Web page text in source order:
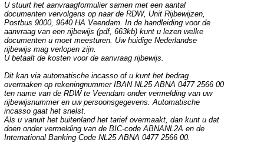
U stuurt het aanvraagformulier samen met een aantal
documenten vervolgens op naar de RDW, Unit Rijbewijzen,
Postbus 9000, 9640 HA Veendam. In de handleiding voor de
aanvraag van een rijbewijs (pdf, 663kb) kunt u lezen welke
documenten u moet meesturen. Uw huidige Nederlandse
rijbewijs mag verlopen zijn.
U betaalt de kosten voor de aanvraag rijbewijs.
Dit kan via automatische incasso of u kunt het bedrag
overmaken op rekeningnummer IBAN NL25 ABNA 0477 2566 00
ten name van de RDW te Veendam onder vermelding van uw
rijbewijsnummer en uw persoonsgegevens. Automatische
incasso gaat het snelst.
Als u vanuit het buitenland het tarief overmaakt, dan kunt u dat
doen onder vermelding van de BIC-code ABNANL2A en de
International Banking Code NL25 ABNA 0477 2566 00.